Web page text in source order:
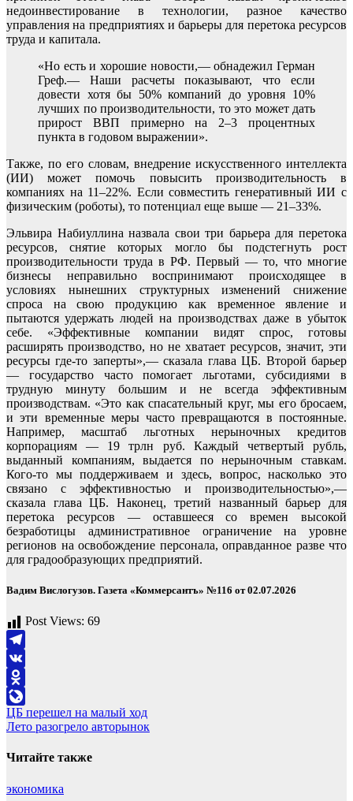
недоинвестирование в технологии, разное качество
управления на предприятиях и барьеры для перетока ресурсов
труда и капитала.
«Но есть и хорошие новости,— обнадежил Герман
Греф.— Наши расчеты показывают, что если
довести хотя бы 50% компаний до уровня 10%
лучших по производительности, то это может дать
прирост ВВП примерно на 2–3 процентных
пункта в годовом выражении».
Также, по его словам, внедрение искусственного интеллекта
(ИИ) может помочь повысить производительность в
компаниях на 11–22%. Если совместить генеративный ИИ с
физическим (роботы), то потенциал еще выше — 21–33%.
Эльвира Набиуллина назвала свои три барьера для перетока
ресурсов, снятие которых могло бы подстегнуть рост
производительности труда в РФ. Первый — то, что многие
бизнесы неправильно воспринимают происходящее в
условиях нынешних структурных изменений снижение
спроса на свою продукцию как временное явление и
пытаются удержать людей на производствах даже в убыток
себе. «Эффективные компании видят спрос, готовы
расширять производство, но не хватает ресурсов, значит, эти
ресурсы где-то заперты»,— сказала глава ЦБ. Второй барьер
— государство часто помогает льготами, субсидиями в
трудную минуту большим и не всегда эффективным
производствам. «Это как спасательный круг, мы его бросаем,
и эти временные меры часто превращаются в постоянные.
Например, масштаб льготных нерыночных кредитов
корпорациям — 19 трлн руб. Каждый четвертый рубль,
выданный компаниям, выдается по нерыночным ставкам.
Кого-то мы поддерживаем и здесь, вопрос, насколько это
связано с эффективностью и производительностью»,—
сказала глава ЦБ. Наконец, третий названный барьер для
перетока ресурсов — оставшееся со времен высокой
безработицы административное ограничение на уровне
регионов на освобождение персонала, оправданное разве что
для градообразующих предприятий.
Вадим Вислогузов. Газета «Коммерсантъ» №116 от 02.07.2026
Post Views: 69
Telegram
VK
Odnoklassniki
LiveJournal
Навигация
по
записям
ЦБ перешел на малый ход
Лето разогрело авторынок
Читайте также
экономика